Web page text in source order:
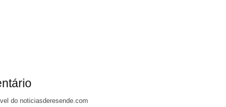
do noticiasderesende.com